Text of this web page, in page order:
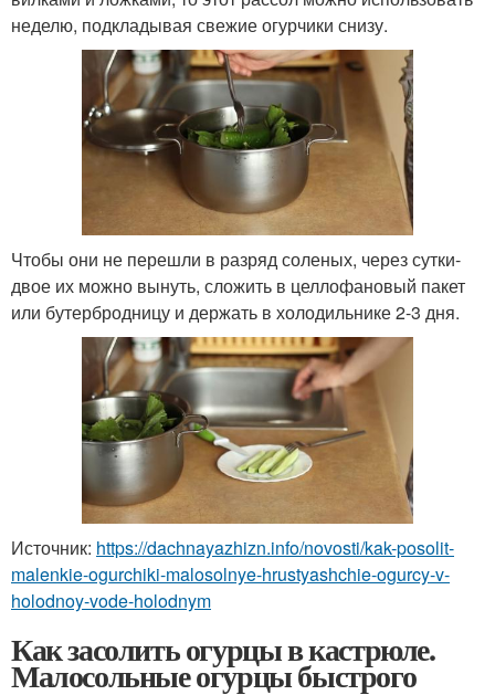
неделю, подкладывая свежие огурчики снизу.
Чтобы они не перешли в разряд соленых, через сутки-
двое их можно вынуть, сложить в целлофановый пакет
или бутербродницу и держать в холодильнике 2-3 дня.
Источник: https://dachnayazhizn.info/novosti/kak-posolit-
malenkie-ogurchiki-malosolnye-hrustyashchie-ogurcy-v-
holodnoy-vode-holodnym
Как засолить огурцы в кастрюле.
Малосольные огурцы быстрого